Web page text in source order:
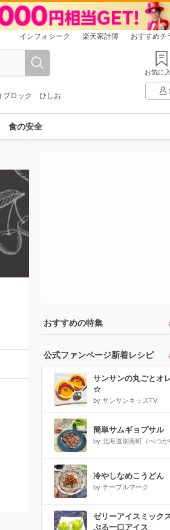
インフォシーク 楽天家計簿 おすすめチ
ブロック ひしお
お気に
食の安全
おすすめの特集
公式ファンページ新着レシピ
サンサンの丸ごとオ
☆
by サンサンキッズTV
簡単サムギョプサル
by 北海道別海町（べつか
冷やしなめこうどん
by テーブルマーク
ゼリーアイスミック
ぷる一口アイス